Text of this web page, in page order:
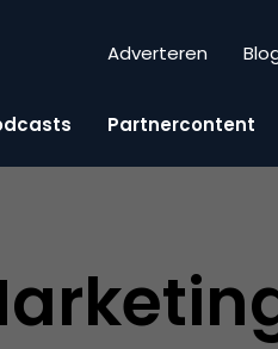
Adverteren
Partnercontent